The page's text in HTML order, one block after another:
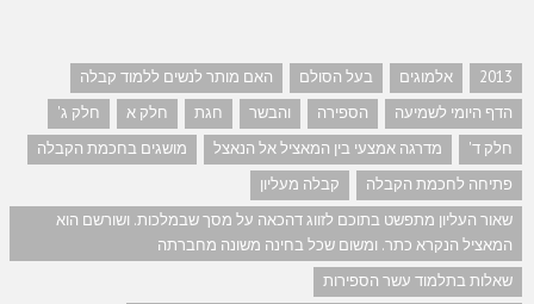
2013 אלמוגים בעל הסולם
האם מותר לנשים ללמוד קבלה
הדף היומי לשמיעה
הספירה והבשר חגת חלק א
חלק ג'
חלק ד'
מדרגה אמצעי בין המאציל אל הנאצל
מושגים בחכמת הקבלה
פתיחה לחכמת הקבלה
קבלה מעליון
שאור העליון מתפשט בתוכם לזווג דהכאה על מסך שבמלכות. ושורשם הוא
המאציל הנקרא כתר. ומשום שכל בחינה משונה מחברתה
שאלות בתלמוד עשר הספירות